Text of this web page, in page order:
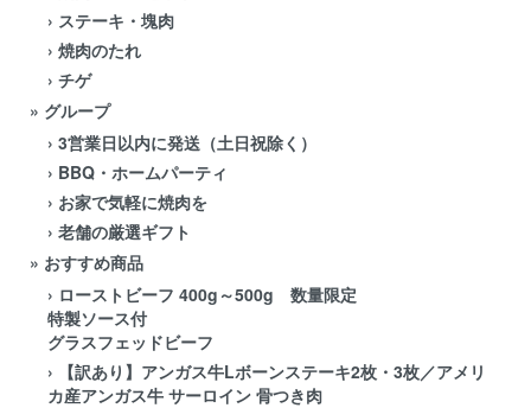
› ステーキ・塊肉
› 焼肉のたれ
› チゲ
» グループ
› 3営業日以内に発送（土日祝除く）
› BBQ・ホームパーティ
› お家で気軽に焼肉を
› 老舗の厳選ギフト
» おすすめ商品
› ローストビーフ 400g～500g 数量限定
特製ソース付
グラスフェッドビーフ
›
【訳あり】アンガス牛Lボーンステーキ2枚・3枚／アメリ
カ産アンガス牛 サーロイン 骨つき肉